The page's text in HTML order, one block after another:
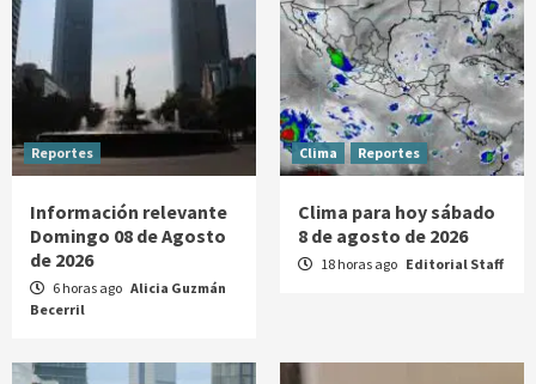
Reportes
Información relevante
Domingo 08 de Agosto
de 2026
6 horas ago Alicia Guzmán
Becerril
Clima Reportes
Clima para hoy sábado
8 de agosto de 2026
18 horas ago Editorial Staff